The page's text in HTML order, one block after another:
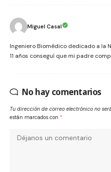
Miguel Casal
Ingeniero Biomédico dedicado a la
11 años conseguí que mi padre
No hay comentarios
Tu dirección de correo electrónico no
están marcados con *